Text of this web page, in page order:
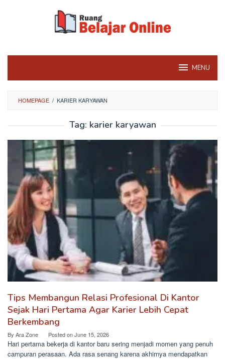
MENU
HOMEPAGE / KARIER KARYAWAN
Tag: karier karyawan
Tips Membangun Relasi Profesional Di Kantor
Sejak Hari Pertama Agar Karier Lebih Cepat
Berkembang
By Ara Zone Posted onJune 15, 2026
Hari pertama bekerja di kantor baru sering menjadi momen yang penuh
campuran perasaan. Ada rasa senang karena akhirnya mendapatkan